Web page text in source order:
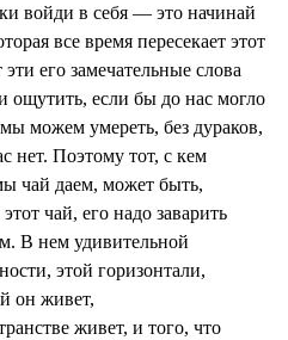
войди в себя — это начинай
все время пересекает этот
его замечательные слова
ощутить, если бы до нас могло
можем умереть, без дураков,
нет. Поэтому тот, с кем
чай даем, может быть,
чай, его надо заварить
В нем удивительной
этой горизонтали,
он живет,
живет, и того, что